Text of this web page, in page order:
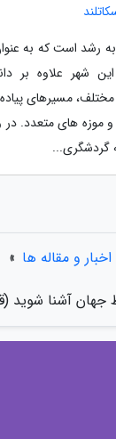
رشد است که به
شهر علاوه بر
مسیرهای
های متعدد. در
گردشگری...
و مقاله ها »
جهان آشنا